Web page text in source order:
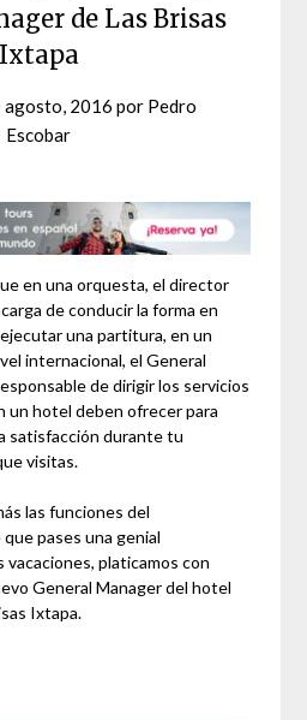
de Las Brisas
Ixtapa
agosto, 2016 por Pedro
Escobar
en una orquesta, el director
de conducir la forma en
una partitura, en un
internacional, el General
de dirigir los servicios
un hotel deben ofrecer para
satisfacción durante tu
visitas.
las funciones del
pases una genial
platicamos con
General Manager del hotel
Ixtapa.